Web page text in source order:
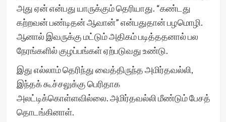
அது ஏன் என்பது யாருக்கும் தெரியாது. “கண்டது
கற்றவன் பண்டிதன் ஆவான்” என்பதுதான் பழமொழி.
ஆனால் இவருக்கு மட்டும் அதிகம் படித்ததனால் பல
நேரங்களில் குழப்பங்கள் ஏற்படுவது உண்டு.
இது எல்லாம் தெரிந்து வைத்திருந்த அமிர்தவல்லி,
இந்தக் கூச்சலுக்கு பெரிதாக
அலட்டிக்கொள்ளவில்லை. அமிர்தவல்லி மீண்டும் பேசத்
தொடங்கினாள்.